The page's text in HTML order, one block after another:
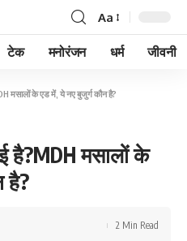
Aa
टेक मनोरंजन धर्म जीवनी
मसालों के एड में, ये नए बुजुर्ग कौन है?
है?MDH मसालों के
है?
2 Min Read